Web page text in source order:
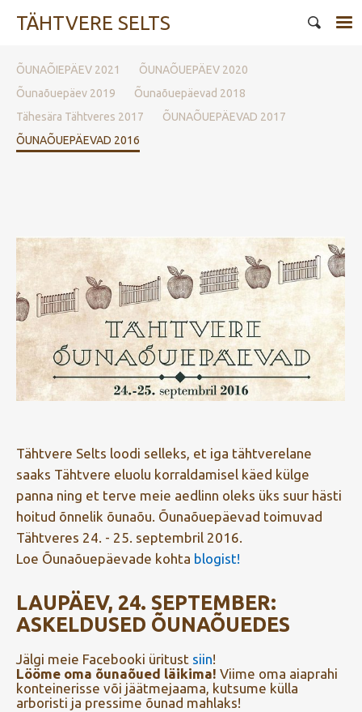
TÄHTVERE SELTS
ÕUNAÕIEPÄEV 2021
ÕUNAÕUEPÄEV 2020
Õunaõuepäev 2019
Õunaõuepäevad 2018
Tähesära Tähtveres 2017
ÕUNAÕUEPÄEVAD 2017
ÕUNAÕUEPÄEVAD 2016
Tähtvere Selts loodi selleks, et iga tähtverelane
saaks Tähtvere eluolu korraldamisel käed külge
panna ning et terve meie aedlinn oleks üks suur hästi
hoitud õnnelik õunaõu. Õunaõuepäevad toimuvad
Tähtveres 24. - 25. septembril 2016.
Loe Õunaõuepäevade kohta blogist!
LAUPÄEV, 24. SEPTEMBER:
ASKELDUSED ÕUNAÕUEDES
Jälgi meie Facebooki üritust siin!
Lööme oma õunaõued läikima! Viime oma aiaprahi
konteinerisse või jäätmejaama, kutsume külla
arboristi ja pressime õunad mahlaks!